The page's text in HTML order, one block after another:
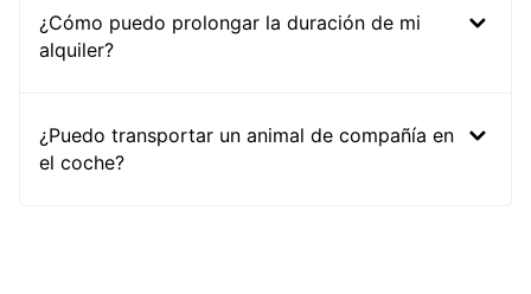
¿Cómo puedo prolongar la duración de mi
alquiler?
¿Puedo transportar un animal de compañía en
el coche?